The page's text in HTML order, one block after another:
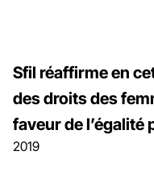
2019
Sfil réaffirme en
des droits des
faveur de l’égalité